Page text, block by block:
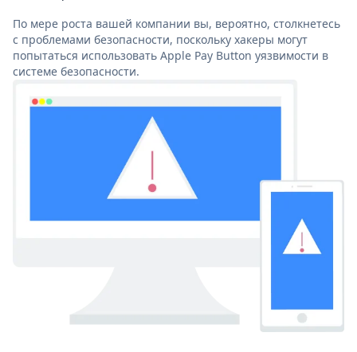
По мере роста вашей компании вы, вероятно, столкнетесь
с проблемами безопасности, поскольку хакеры могут
попытаться использовать Apple Pay Button уязвимости в
системе безопасности.